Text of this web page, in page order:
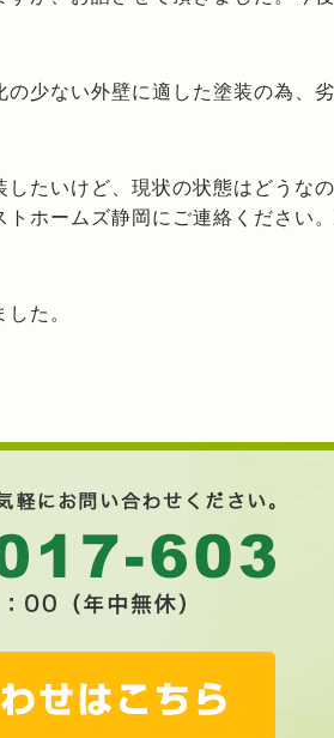
少ない外壁に適した塗装の為、
たいけど、現状の状態はどうな
ホームズ静岡にご連絡ください
た。